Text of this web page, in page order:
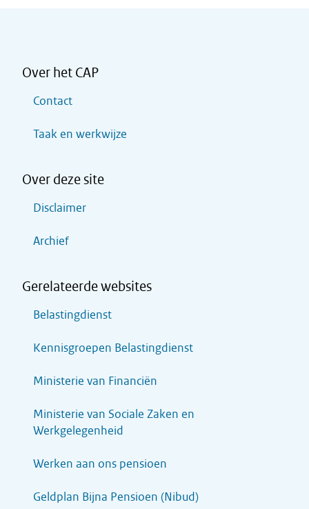
Over het CAP
Contact
Taak en werkwijze
Over deze site
Disclaimer
Archief
Gerelateerde websites
Belastingdienst
Kennisgroepen Belastingdienst
Ministerie van Financiën
Ministerie van Sociale Zaken en
Werkgelegenheid
Werken aan ons pensioen
Geldplan Bijna Pensioen (Nibud)